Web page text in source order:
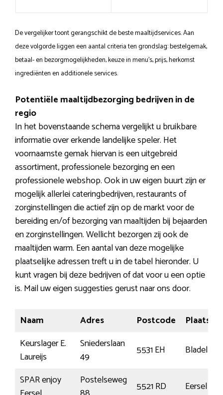
De vergelijker toont gerangschikt de beste maaltijdservices. Aan
deze volgorde liggen een aantal criteria ten grondslag: bestelgemak,
betaal- en bezorgmogelijkheden, keuze in menu’s, prijs, herkomst
ingrediënten en additionele services.
Potentiële maaltijdbezorging bedrijven in de
regio
In het bovenstaande schema vergelijkt u bruikbare
informatie over erkende landelijke speler. Het
voornaamste gemak hiervan is een uitgebreid
assortiment, professionele bezorging en een
professionele webshop. Ook in uw eigen buurt zijn er
mogelijk allerlei cateringbedrijven, restaurants of
zorginstellingen die actief zijn op de markt voor de
bereiding en/of bezorging van maaltijden bij bejaarden
en zorginstellingen. Wellicht bezorgen zij ook de
maaltijden warm. Een aantal van deze mogelijke
plaatselijke adressen treft u in de tabel hieronder. U
kunt vragen bij deze bedrijven of dat voor u een optie
is. Mail uw eigen suggesties gerust naar ons door.
Naam Adres Postcode
Plaats
Keurslager E.
Laureijs
Sniederslaan
49
5531 EH
Bladel
SPAR enjoy
Postelseweg
5521 RD
Eersel